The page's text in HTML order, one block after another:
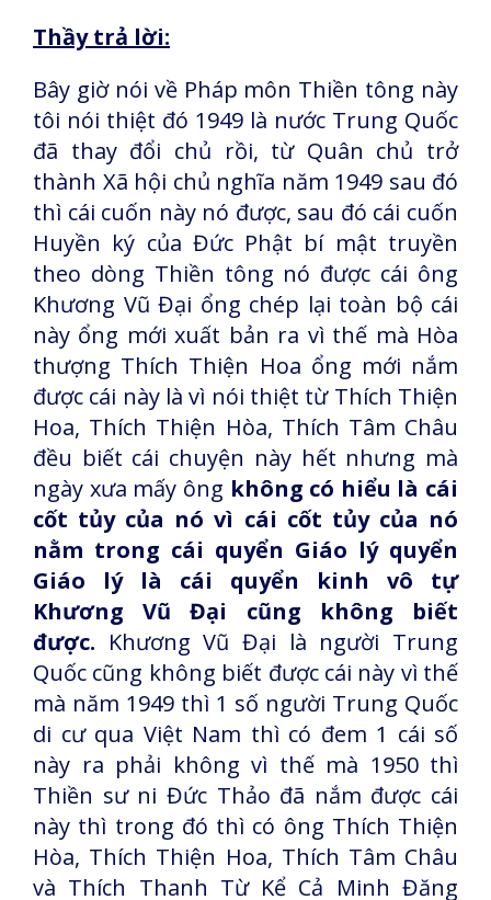
Thầy trả lời:
Bây giờ nói về Pháp môn Thiền tông này
tôi nói thiệt đó 1949 là nước Trung Quốc
đã thay đổi chủ rồi, từ Quân chủ trở
thành Xã hội chủ nghĩa năm 1949 sau đó
thì cái cuốn này nó được, sau đó cái cuốn
Huyền ký của Đức Phật bí mật truyền
theo dòng Thiền tông nó được cái ông
Khương Vũ Đại ổng chép lại toàn bộ cái
này ổng mới xuất bản ra vì thế mà Hòa
thượng Thích Thiện Hoa ổng mới nắm
được cái này là vì nói thiệt từ Thích Thiện
Hoa, Thích Thiện Hòa, Thích Tâm Châu
đều biết cái chuyện này hết nhưng mà
ngày xưa mấy ông không có hiểu là cái
cốt tủy của nó vì cái cốt tủy của nó
nằm trong cái quyển Giáo lý quyển
Giáo lý là cái quyển kinh vô tự
Khương Vũ Đại cũng không biết
được. Khương Vũ Đại là người Trung
Quốc cũng không biết được cái này vì thế
mà năm 1949 thì 1 số người Trung Quốc
di cư qua Việt Nam thì có đem 1 cái số
này ra phải không vì thế mà 1950 thì
Thiền sư ni Đức Thảo đã nắm được cái
này thì trong đó thì có ông Thích Thiện
Hòa, Thích Thiện Hoa, Thích Tâm Châu
và Thích Thanh Từ Kể Cả Minh Đăng